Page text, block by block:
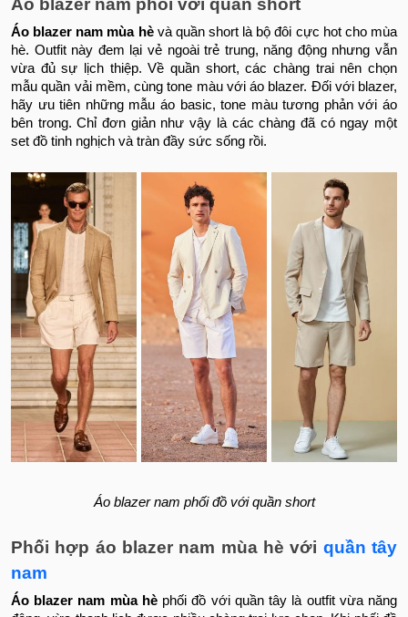
Áo blazer nam phối với quần short
Áo blazer nam mùa hèvà quần short là bộ đôi cực hot cho mùa
hè. Outfit này đem lại vẻ ngoài trẻ trung, năng động nhưng vẫn
vừa đủ sự lịch thiệp. Về quần short, các chàng trai nên chọn
mẫu quần vải mềm, cùng tone màu với áo blazer. Đối với blazer,
hãy ưu tiên những mẫu áo basic, tone màu tương phản với áo
bên trong. Chỉ đơn giản như vậy là các chàng đã có ngay một
set đồ tinh nghịch và tràn đầy sức sống rồi.
Áo blazer nam phối đồ với quần short
Phối hợp áo blazer nam mùa hè với quần tây
nam
Áo blazer nam mùa hèphối đồ với quần tây là outfit vừa năng